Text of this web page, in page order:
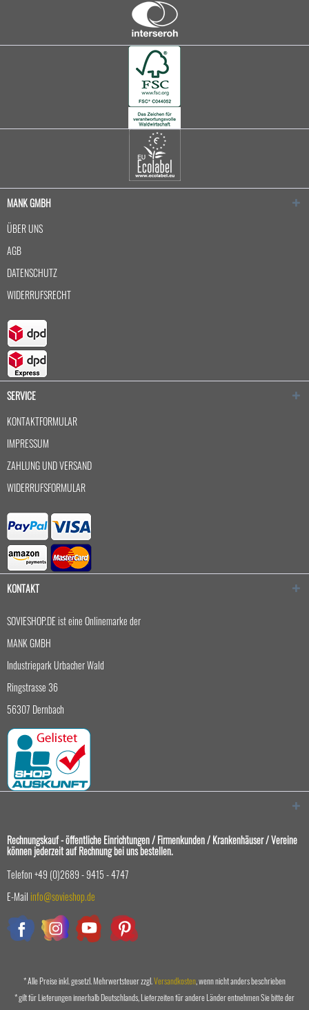
MANK GMBH
ÜBER UNS
AGB
DATENSCHUTZ
WIDERRUFSRECHT
SERVICE
KONTAKTFORMULAR
IMPRESSUM
ZAHLUNG UND VERSAND
WIDERRUFSFORMULAR
KONTAKT
SOVIESHOP.DE ist eine Onlinemarke der
MANK GMBH
Industriepark Urbacher Wald
Ringstrasse 36
56307 Dernbach
Rechnungskauf - öffentliche Einrichtungen / Firmenkunden / Krankenhäuser / Vereine
können jederzeit auf Rechnung bei uns bestellen.
Telefon +49 (0)2689 - 9415 - 4747
E-Mail info@sovieshop.de
* Alle Preise inkl. gesetzl. Mehrwertsteuer zzgl.Versandkosten, wenn nicht anders beschrieben
* gilt für Lieferungen innerhalb Deutschlands, Lieferzeiten für andere Länder entnehmen Sie bitte der